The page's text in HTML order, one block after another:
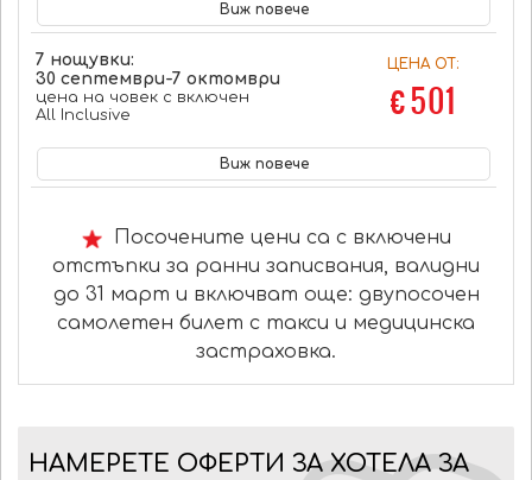
Виж повече
7 нощувки:
30 септември-7 октомври
цена на човек с включен
All Inclusive
ЦЕНА ОТ:
€ 501
Виж повече
Посочените цени са с включени
отстъпки за ранни записвания, валидни
до 31 март и включват още: двупосочен
самолетен билет с такси и медицинска
застраховка.
НАМЕРЕТЕ ОФЕРТИ ЗА ХОТЕЛА ЗА